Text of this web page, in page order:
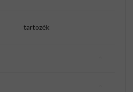
tartozék